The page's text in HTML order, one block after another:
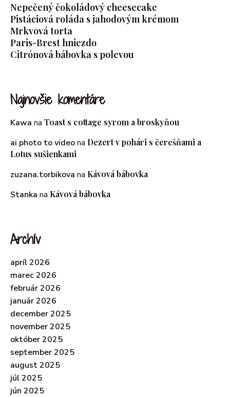
Nepečený čokoládový cheesecake
Pistáciová roláda s jahodovým krémom
Mrkvová torta
Paris-Brest hniezdo
Citrónová bábovka s polevou
Najnovšie komentáre
Kawa na Toast s cottage syrom a broskyňou
ai photo to videona Dezert v pohári s čerešňami a
Lotus sušienkami
zuzana.torbikova na Kávová bábovka
Stanka na Kávová bábovka
Archív
apríl 2026
marec 2026
február 2026
január 2026
december 2025
november 2025
október 2025
september 2025
august 2025
júl 2025
jún 2025